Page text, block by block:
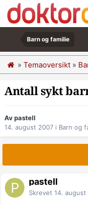
Barn og familie
» Temaoversikt »
Antall sykt
Av pastell
14. august 2007 i Barn og
pastell
Skrevet 14. august